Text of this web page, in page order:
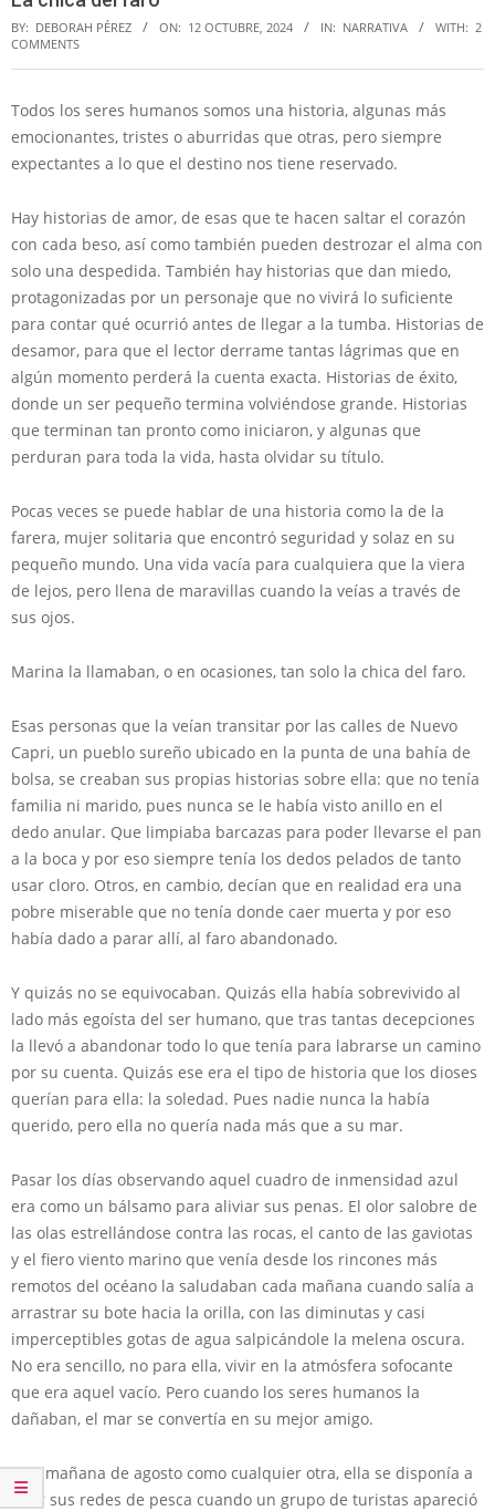
BY: DEBORAH PÉREZ ON: 12 OCTUBRE, 2024 IN: NARRATIVA WITH: 2
COMMENTS
Todos los seres humanos somos una historia, algunas más
emocionantes, tristes o aburridas que otras, pero siempre
expectantes a lo que el destino nos tiene reservado.
Hay historias de amor, de esas que te hacen saltar el corazón
con cada beso, así como también pueden destrozar el alma con
solo una despedida. También hay historias que dan miedo,
protagonizadas por un personaje que no vivirá lo suficiente
para contar qué ocurrió antes de llegar a la tumba. Historias de
desamor, para que el lector derrame tantas lágrimas que en
algún momento perderá la cuenta exacta. Historias de éxito,
donde un ser pequeño termina volviéndose grande. Historias
que terminan tan pronto como iniciaron, y algunas que
perduran para toda la vida, hasta olvidar su título.
Pocas veces se puede hablar de una historia como la de la
farera, mujer solitaria que encontró seguridad y solaz en su
pequeño mundo. Una vida vacía para cualquiera que la viera
de lejos, pero llena de maravillas cuando la veías a través de
sus ojos.
Marina la llamaban, o en ocasiones, tan solo la chica del faro.
Esas personas que la veían transitar por las calles de Nuevo
Capri, un pueblo sureño ubicado en la punta de una bahía de
bolsa, se creaban sus propias historias sobre ella: que no tenía
familia ni marido, pues nunca se le había visto anillo en el
dedo anular. Que limpiaba barcazas para poder llevarse el pan
a la boca y por eso siempre tenía los dedos pelados de tanto
usar cloro. Otros, en cambio, decían que en realidad era una
pobre miserable que no tenía donde caer muerta y por eso
había dado a parar allí, al faro abandonado.
Y quizás no se equivocaban. Quizás ella había sobrevivido al
lado más egoísta del ser humano, que tras tantas decepciones
la llevó a abandonar todo lo que tenía para labrarse un camino
por su cuenta. Quizás ese era el tipo de historia que los dioses
querían para ella: la soledad. Pues nadie nunca la había
querido, pero ella no quería nada más que a su mar.
Pasar los días observando aquel cuadro de inmensidad azul
era como un bálsamo para aliviar sus penas. El olor salobre de
las olas estrellándose contra las rocas, el canto de las gaviotas
y el fiero viento marino que venía desde los rincones más
remotos del océano la saludaban cada mañana cuando salía a
arrastrar su bote hacia la orilla, con las diminutas y casi
imperceptibles gotas de agua salpicándole la melena oscura.
No era sencillo, no para ella, vivir en la atmósfera sofocante
que era aquel vacío. Pero cuando los seres humanos la
dañaban, el mar se convertía en su mejor amigo.
Una mañana de agosto como cualquier otra, ella se disponía a
tejer sus redes de pesca cuando un grupo de turistas apareció